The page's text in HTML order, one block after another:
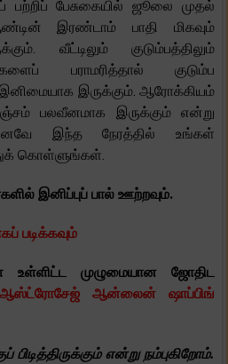
பேசுகையில் ஜூலை முதல்
இரண்டாம் பாதி மிகவும்
வீட்டிலும் குடும்பத்திலும்
பராமரித்தால் குடும்ப
இனிமையாக இருக்கும். ஆரோக்கியம்
பலவீனமாக இருக்கும் என்று
எனவே இந்த நேரத்தில் உங்கள்
கொள்ளுங்கள்.
இனிப்புப் பால் ஊற்றவும்.
படிக்கவும்
உள்ளிட்ட முழுமையான ஜோதிட
ஆஸ்ட்ரோசேஜ் ஆன்லைன் ஷாப்பிங்
என்று நம்புகிறோம்.